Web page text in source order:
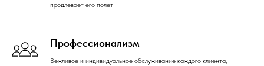
продлевает его полет
Профессионализм
Вежливое и индивидуальное обслуживание каждого клиента,